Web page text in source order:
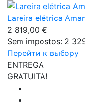
Lareira elétrica
2 819,00 €
Sem impostos: 2
Перейти к выбору
ENTREGA
GRATUITA!